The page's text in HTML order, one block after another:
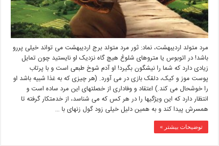
مرد متولد اردیبهشت، نماد: ثور مرد متولد برج اردیبهشت می تواند خیلی پررو
باشد! در اتوبوس یا متروهای شلوغ هیچ گاه نزدیک او نایستید چون تمایل
زیادی دارد که شما را نیشگون بگیرد! او آدم شوخ طبعی است و با پرتاب
پوست موز و کیک، دلقک بازی در می آورد. (هر چیزی که به غذا شبیه باشد او
را خوشحال می کند.) اعتقاد و وفاداری از خصلتهای این مرد ساده است و
انتظار دارد که این ویژگیها را در هر کس که می شناسد، از خدمتکار گرفته تا
همسرش پیدا کند و به همین دلیل خیلی زود گول زنهای با …
توضیحات بیشتر »